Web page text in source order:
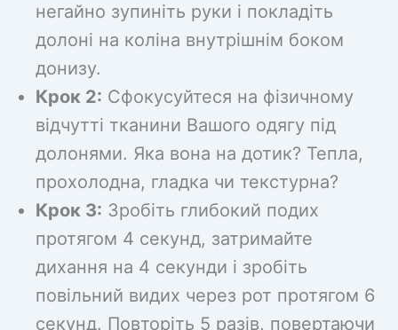
негайно зупиніть руки і покладіть
долоні на коліна внутрішнім боком
донизу.
Крок 2: Сфокусуйтеся на фізичному
відчутті тканини Вашого одягу під
долонями. Яка вона на дотик? Тепла,
прохолодна, гладка чи текстурна?
Крок 3: Зробіть глибокий подих
протягом 4 секунд, затримайте
дихання на 4 секунди і зробіть
повільний видих через рот протягом 6
секунд. Повторіть 5 разів, повертаючи